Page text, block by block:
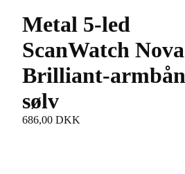
Metal 5-led
ScanWatch Nova
Brilliant-
sølv
686,00 DKK